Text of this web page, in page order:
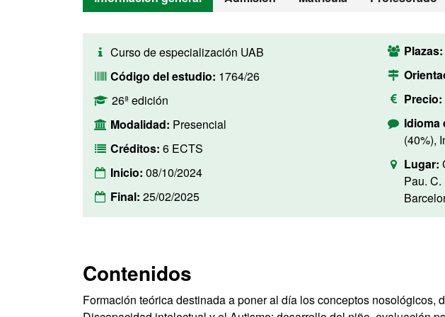
Curso de especialización UAB
Código del estudio: 1764/26
26ª edición
Modalidad: Presencial
Créditos: 6 ECTS
Inicio: 08/10/2024
Final: 25/02/2025
Plazas:
Precio:
Idioma
(40%),
Lugar:
Pau. C.
Contenidos
Formación teórica destinada a poner al día los conceptos nosológicos,